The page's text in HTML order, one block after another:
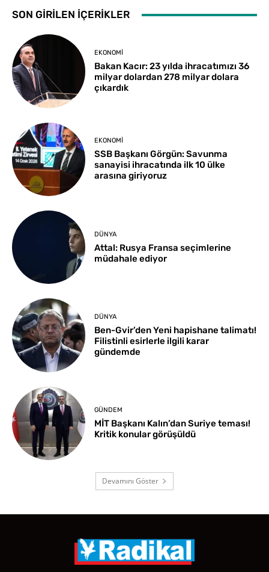
SON GİRİLEN İÇERİKLER
EKONOMI
Bakan Kacır: 23 yılda ihracatımızı 36
milyar dolardan 278 milyar dolara
çıkardık
EKONOMI
SSB Başkanı Görgün: Savunma
sanayisi ihracatında ilk 10 ülke
arasına giriyoruz
DÜNYA
Attal: Rusya Fransa seçimlerine
müdahale ediyor
DÜNYA
Ben-Gvir’den Yeni hapishane talimatı!
Filistinli esirlerle ilgili karar
gündemde
GÜNDEM
MİT Başkanı Kalın’dan Suriye teması!
Kritik konular görüşüldü
Devamını Göster